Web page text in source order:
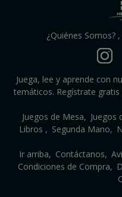
¿Quiénes Somos?,
Juega, lee y aprende con
temáticos. Regístrate
Juegos de Mesa Juegos
Libros
Segunda Mano
Ir arriba Contáctanos
Condiciones de Compra